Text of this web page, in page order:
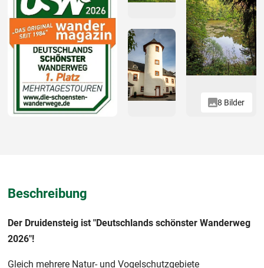
8 Bilder
Beschreibung
Der Druidensteig ist "Deutschlands schönster Wanderweg
2026"!
Gleich mehrere Natur- und Vogelschutzgebiete